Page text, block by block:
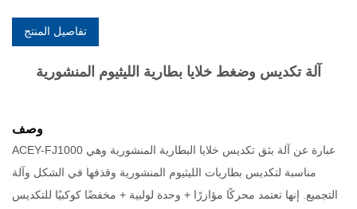
تفاصيل المنتج
آلة تكديس وضغط خلايا بطارية الليثيوم المنشورية
وصف
ACEY-FJ1000 عبارة عن آلة بثق تكديس خلايا البطارية المنشورية وهي
مناسبة لتكديس بطاريات الليثيوم المنشورية وقذفها في الشكل وآلة
التجميع. إنها تعتمد محركًا مؤازرًا + وحدة لولبية + مخفضًا كوكبيًا للتكديس